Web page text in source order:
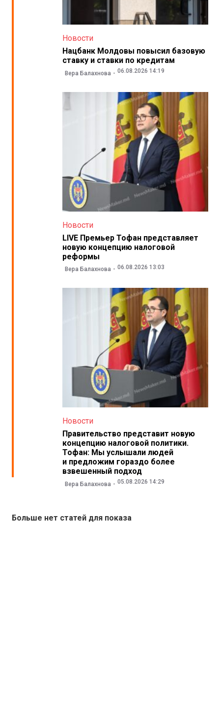
Новости
Нацбанк Молдовы повысил базовую
ставку и ставки по кредитам
Вера Балахнова 06.08.2026 14:19
Новости
LIVE Премьер Тофан представляет
новую концепцию налоговой
реформы
Вера Балахнова 06.08.2026 13:03
Новости
Правительство представит новую
концепцию налоговой политики.
Тофан: Мы услышали людей
и предложим гораздо более
взвешенный подход
Вера Балахнова 05.08.2026 14:29
Больше нет статей для показа